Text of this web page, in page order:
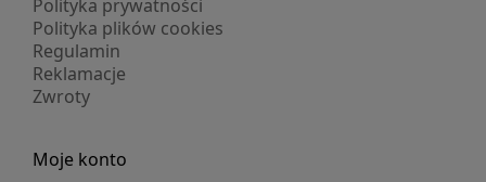
Polityka prywatności
Polityka plików cookies
Regulamin
Reklamacje
Zwroty
Moje konto